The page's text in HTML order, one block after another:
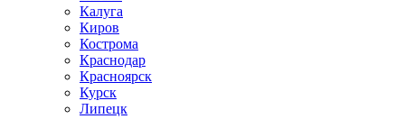
Калуга
Киров
Кострома
Краснодар
Красноярск
Курск
Липецк